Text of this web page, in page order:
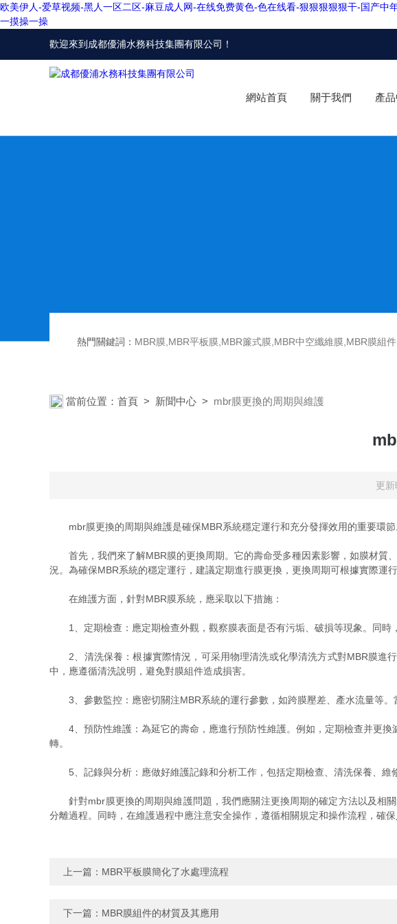
欧美伊人-爱草视频-黑人一区二区-麻豆成人网-在线免费黄色-色在线看-狠狠狠狠狠干-国产
一摸操一操
歡迎來到 成都優浦水務科技集團有限公司 ！
網站首頁 關于我們 產
熱門關鍵詞： MBR膜,MBR平板膜,MBR簾式膜,MBR中空纖維膜,MBR膜組件,
當前位置： 首頁 > 新聞中心 > mbr膜更換的周期與維護
更
mbr膜更換的周期與維護是確保MBR系統穩定運行和充分發揮效用的重要環節
首先，我們來了解MBR膜的更換周期。它的壽命受多種因素影響，如膜材質
況。為確保MBR系統的穩定運行，建議定期進行膜更換，更換周期可根據實際運行
在維護方面，針對MBR膜系統，應采取以下措施：
1、定期檢查：應定期檢查外觀，觀察膜表面是否有污垢、破損等現象。同時
2、清洗保養：根據實際情況，可采用物理清洗或化學清洗方式對MBR膜進
中，應遵循清洗說明，避免對膜組件造成損害。
3、參數監控：應密切關注MBR系統的運行參數，如跨膜壓差、產水流量等。
4、預防性維護：為延它的壽命，應進行預防性維護。例如，定期檢查并更換
轉。
5、記錄與分析：應做好維護記錄和分析工作，包括定期檢查、清洗保養、維
針對mbr膜更換的周期與維護問題，我們應關注更換周期的確定方法以及相
分離過程。同時，在維護過程中應注意安全操作，遵循相關規定和操作流程，確保
上一篇： MBR平板膜簡化了水處理流程
下一篇： MBR膜組件的材質及其應用